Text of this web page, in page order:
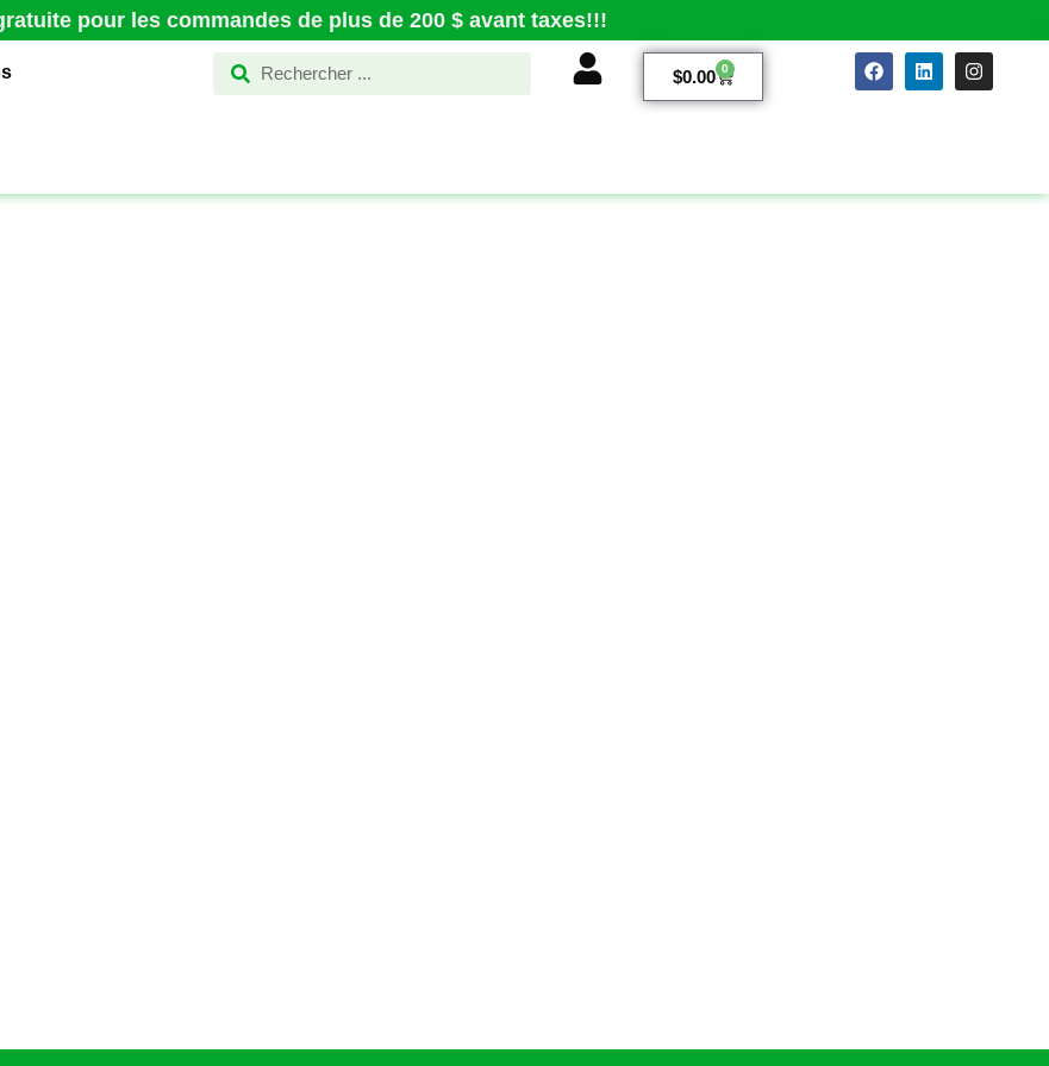
pour les commandes de plus de 200 $ avant taxes!!!
$0.00 0